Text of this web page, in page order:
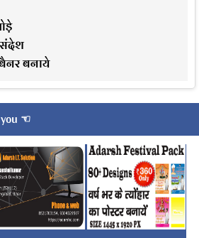
बनाये
☜